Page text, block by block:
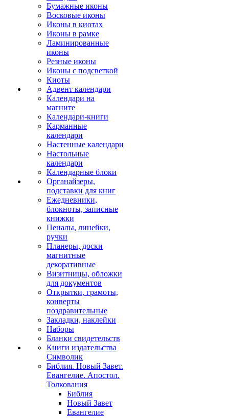
Бумажные иконы
Восковые иконы
Иконы в киотах
Иконы в рамке
Ламинированные
иконы
Резные иконы
Иконы с подсветкой
Киоты
Адвент календари
Календари на
магните
Календари-книги
Карманные
календари
Настенные календари
Настольные
календари
Календарные блоки
Органайзеры,
подставки для книг
Ежедневники,
блокноты, записные
книжки
Пеналы, линейки,
ручки
Планеры, доски
магнитные
декоративные
Визитницы, обложки
для документов
Открытки, грамоты,
конверты
поздравительные
Закладки, наклейки
Наборы
Бланки свидетельств
Книги издательства
Символик
Библия. Новый Завет.
Евангелие. Апостол.
Толкования
Библия
Новый Завет
Евангелие